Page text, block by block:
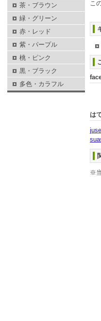
こ
は
※
茶・ブラウン
緑・グリーン
赤・レッド
紫・パープル
桃・ピンク
黒・ブラック
多色・カラフル